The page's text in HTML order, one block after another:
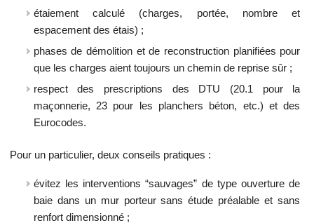
étaiement calculé (charges, portée, nombre et
espacement des étais) ;
phases de démolition et de reconstruction planifiées pour
que les charges aient toujours un chemin de reprise sûr ;
respect des prescriptions des DTU (20.1 pour la
maçonnerie, 23 pour les planchers béton, etc.) et des
Eurocodes.
Pour un particulier, deux conseils pratiques :
évitez les interventions “sauvages” de type ouverture de
baie dans un mur porteur sans étude préalable et sans
renfort dimensionné ;